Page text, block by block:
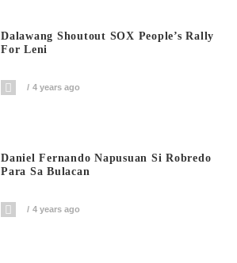
Dalawang Shoutout SOX People’s Rally
For Leni
4 years ago
Daniel Fernando Napusuan Si Robredo
Para Sa Bulacan
4 years ago